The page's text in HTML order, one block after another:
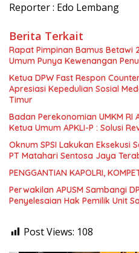
Reporter : Edo Lembang
Berita Terkait
Rapat Pimpinan Bamus Betawi
Umum Punya Kewenangan
Ketua DPW Fast Respon
Apresiasi Kepedulian Sosial
Timur
Badan Perekonomian UMKM
Ketua Umum APKLI-P : Solusi
Oknum SPSI Lakukan Eksekusi
PT Matahari Sentosa Jaya
PENGGANTIAN KAPOLRI,
Perwakilan APUSM Sambangi
Penyelesaian Hak Pemilik Unit
Post Views: 108